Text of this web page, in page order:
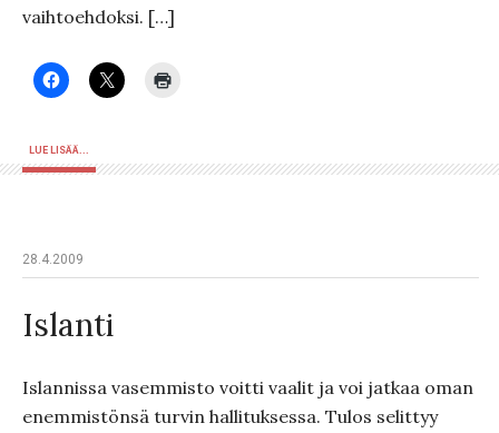
vaihtoehdoksi. […]
LUE LISÄÄ...
28.4.2009
Islanti
Islannissa vasemmisto voitti vaalit ja voi jatkaa oman
enemmistönsä turvin hallituksessa. Tulos selittyy